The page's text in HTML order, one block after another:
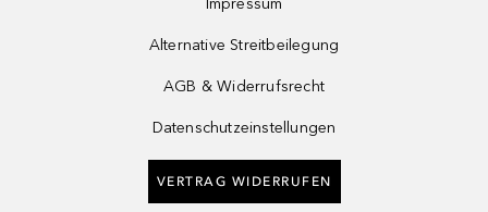
Alternative Streitbeilegung
AGB & Widerrufsrecht
Datenschutzeinstellungen
VERTRAG WIDERRUFEN